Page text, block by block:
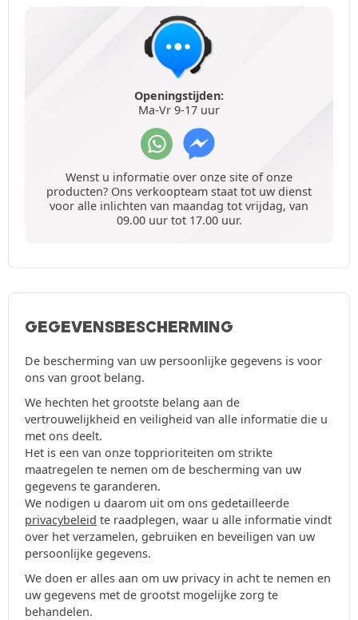
Openingstijden:
Ma-Vr 9-17 uur
Wenst u informatie over onze site of onze
producten? Ons verkoopteam staat tot uw dienst
voor alle inlichten van maandag tot vrijdag, van
09.00 uur tot 17.00 uur.
GEGEVENSBESCHERMING
De bescherming van uw persoonlijke gegevens is voor
ons van groot belang.
We hechten het grootste belang aan de
vertrouwelijkheid en veiligheid van alle informatie die u
met ons deelt.
Het is een van onze topprioriteiten om strikte
maatregelen te nemen om de bescherming van uw
gegevens te garanderen.
We nodigen u daarom uit om ons gedetailleerde
privacybeleid te raadplegen, waar u alle informatie vindt
over het verzamelen, gebruiken en beveiligen van uw
persoonlijke gegevens.
We doen er alles aan om uw privacy in acht te nemen en
uw gegevens met de grootst mogelijke zorg te
behandelen.